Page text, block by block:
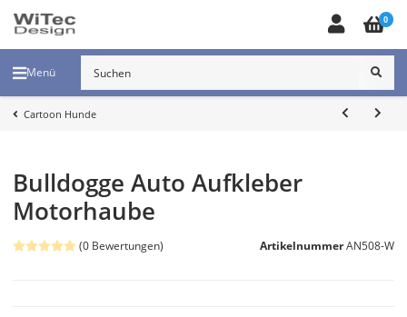
Menü
0
Cartoon Hunde
Bulldogge Auto Aufkleber
Motorhaube
(0 Bewertungen) ArtikelnummerAN508-W